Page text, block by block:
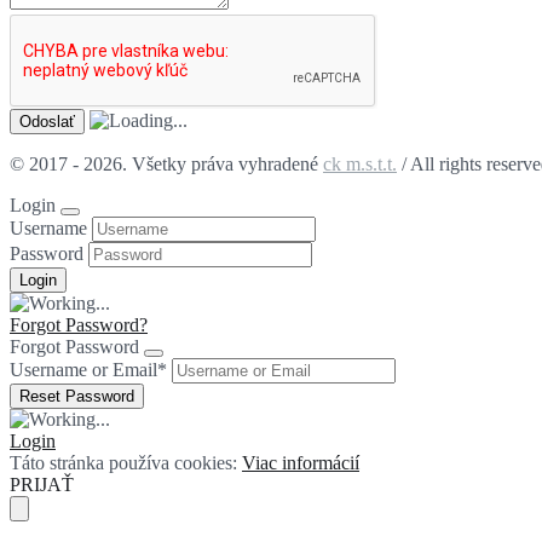
© 2017 - 2026. Všetky práva vyhradené ck m.s.t.t. / All rights
Login
Username
Password
Forgot Password?
Forgot Password
Username or Email*
Login
Táto stránka používa cookies: Viac informácií
PRIJAŤ